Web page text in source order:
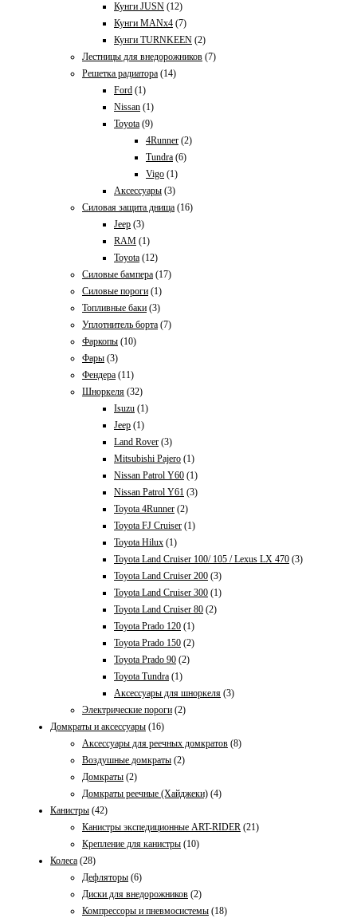
Кунги JUSN (12)
Кунги MANx4 (7)
Кунги TURNKEEN (2)
Лестницы для внедорожников (7)
Решетка радиатора (14)
Ford (1)
Nissan (1)
Toyota (9)
4Runner (2)
Tundra (6)
Vigo (1)
Аксессуары (3)
Силовая защита днища (16)
Jeep (3)
RAM (1)
Toyota (12)
Силовые бампера (17)
Силовые пороги (1)
Топливные баки (3)
Уплотнитель борта (7)
Фаркопы (10)
Фары (3)
Фендера (11)
Шноркеля (32)
Isuzu (1)
Jeep (1)
Land Rover (3)
Mitsubishi Pajero (1)
Nissan Patrol Y60 (1)
Nissan Patrol Y61 (3)
Toyota 4Runner (2)
Toyota FJ Cruiser (1)
Toyota Hilux (1)
Toyota Land Cruiser 100/ 105 / Lexus LX 470 (3)
Toyota Land Cruiser 200 (3)
Toyota Land Cruiser 300 (1)
Toyota Land Cruiser 80 (2)
Toyota Prado 120 (1)
Toyota Prado 150 (2)
Toyota Prado 90 (2)
Toyota Tundra (1)
Аксессуары для шноркеля (3)
Электрические пороги (2)
Домкраты и аксессуары (16)
Aксессуары для реечных домкратов (8)
Воздушные домкраты (2)
Домкраты (2)
Домкраты реечные (Хайджеки) (4)
Канистры (42)
Канистры экспедиционные ART-RIDER (21)
Крепление для канистры (10)
Колеса (28)
Дефляторы (6)
Диски для внедорожников (2)
Компрессоры и пневмосистемы (18)